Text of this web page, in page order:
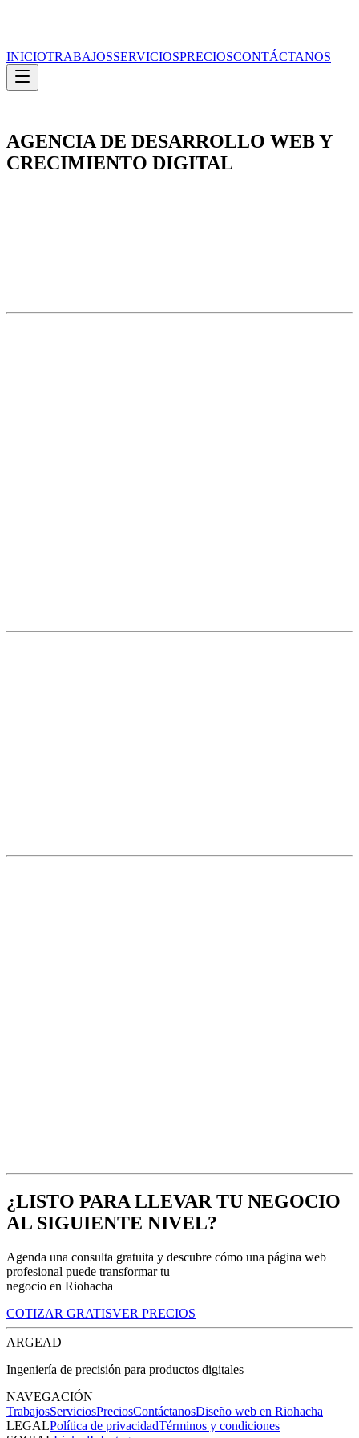
INICIOTRABAJOSSERVICIOSPRECIOSCONTÁCTANOS
AGENCIA DE DESARROLLO WEB Y
CRECIMIENTO DIGITAL
CAMINO REAL2025
¿Ofrecen soporte o mantenimiento después del lanzamiento?
¿LISTO PARA LLEVAR TU NEGOCIO
AL SIGUIENTE NIVEL?
Agenda una consulta gratuita y descubre cómo una página web
profesional puede transformar tu
negocio en Riohacha
COTIZAR GRATISVER PRECIOS
ARGEAD
Ingeniería de precisión para productos digitales
NAVEGACIÓN
TrabajosServiciosPreciosContáctanosDiseño web en Riohacha
LEGALPolítica de privacidadTérminos y condiciones